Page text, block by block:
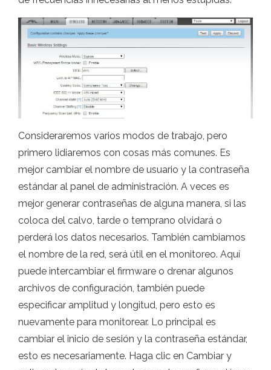
Consideraremos varios modos de trabajo, pero
primero lidiaremos con cosas más comunes. Es
mejor cambiar el nombre de usuario y la contraseña
estándar al panel de administración. A veces es
mejor generar contraseñas de alguna manera, si las
coloca del calvo, tarde o temprano olvidará o
perderá los datos necesarios. También cambiamos
el nombre de la red, será útil en el monitoreo. Aquí
puede intercambiar el firmware o drenar algunos
archivos de configuración, también puede
especificar amplitud y longitud, pero esto es
nuevamente para monitorear. Lo principal es
cambiar el inicio de sesión y la contraseña estándar,
esto es necesariamente. Haga clic en Cambiar y